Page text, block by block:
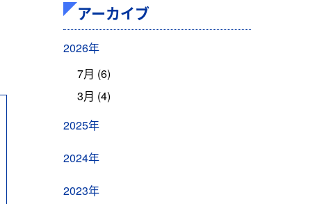
アーカイブ
2026年
7月 (6)
3月 (4)
2025年
2024年
2023年